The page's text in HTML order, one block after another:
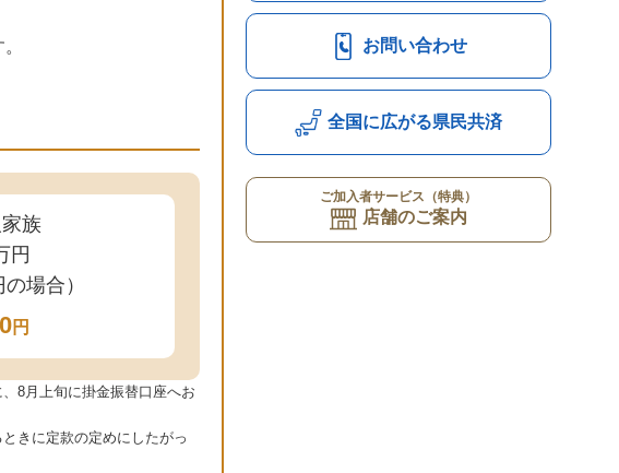
族
円
場合）
円
8月上旬に掛金振替口座へお
きに定款の定めにしたがっ
お問い合わせ
全国に広がる県民共済
ご加入者サービス（特典）
店舗のご案内